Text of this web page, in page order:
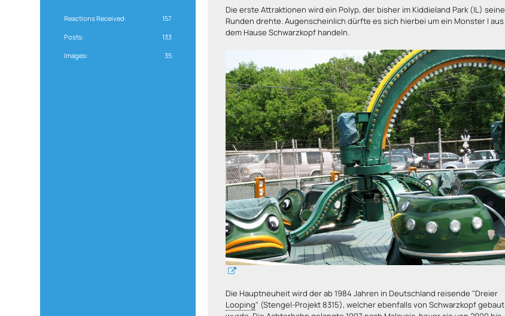
Reactions Received 157
Posts 133
Images 35
Die erste Attraktionen wird ein Polyp, der bisher im Kiddieland Park (IL) seine
Runden drehte. Augenscheinlich dürfte es sich hierbei um ein Monster I aus
dem Hause Schwarzkopf handeln.
Die Hauptneuheit wird der ab 1984 Jahren in Deutschland reisende "Dreier
Looping" (Stengel-Projekt 8315), welcher ebenfalls von Schwarzkopf gebaut